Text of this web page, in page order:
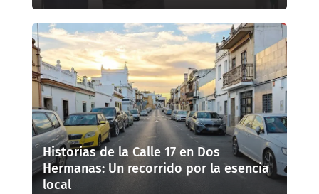
Historias de la Calle 17 en Dos
Hermanas: Un recorrido por la esencia
local